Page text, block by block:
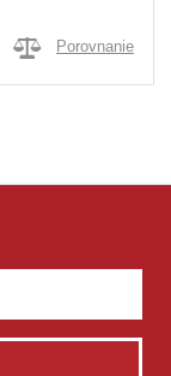
Porovnanie